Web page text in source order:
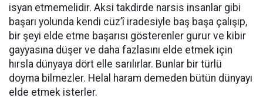
isyan etmemelidir. Aksi takdirde narsis insanlar gibi
başarı yolunda kendi cüz’î iradesiyle baş başa çalışıp,
bir şeyi elde etme başarısı gösterenler gurur ve kibir
gayyasına düşer ve daha fazlasını elde etmek için
hırsla dünyaya dört elle sarılırlar. Bunlar bir türlü
doyma bilmezler. Helal haram demeden bütün dünyayı
elde etmek isterler.